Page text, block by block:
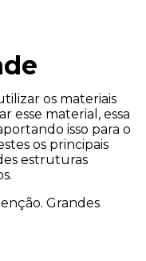
os materiais
esse material, essa
isso para o
os principais
estruturas
Grandes